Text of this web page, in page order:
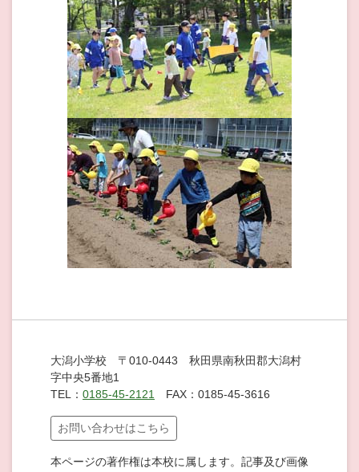
大潟小学校 〒010-0443 秋田県南秋田郡大潟村
字中央5番地1
TEL： 0185-45-2121 FAX：0185-45-3616
お問い合わせはこちら
本ページの著作権は本校に属します。記事及び画像